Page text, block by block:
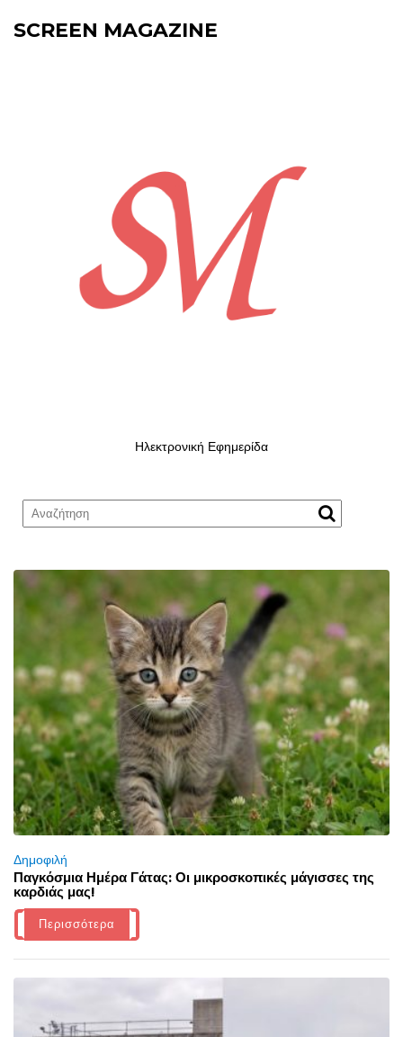
SCREEN MAGAZINE
Ηλεκτρονική Εφημερίδα
Δημοφιλή
Παγκόσμια Ημέρα Γάτας: Οι μικροσκοπικές μάγισσες της
καρδιάς μας!
Περισσότερα